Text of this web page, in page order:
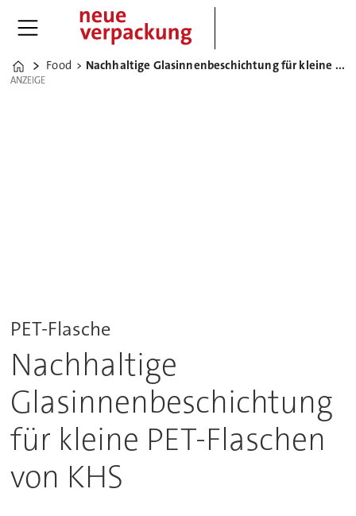
Home
Food Nachhaltige Glasinnenbeschichtung für kleine PET-Flaschen von KHS
ANZEIGE
ANZEIGE
PET-Flasche
Nachhaltige
Glasinnenbeschichtung
für kleine PET-Flaschen
von KHS